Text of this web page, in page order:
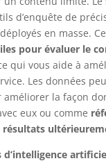
d’enquête de
en masse.
pour évaluer le
qui vous aide à
Les données
améliorer la façon
eux ou comme
résultats
d’intelligence